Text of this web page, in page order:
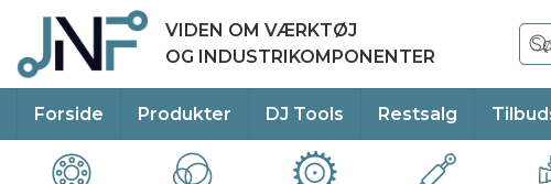
VIDEN OM VÆRKTØJ
OG INDUSTRIKOMPONENTER
Forside Produkter DJ Tools Restsalg